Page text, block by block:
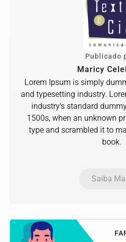
Publicado
Maricy
Lorem Ipsum is simply
and typesetting industry.
industry's standard
1500s, when an unknown
type and scrambled it to
book.
Saiba